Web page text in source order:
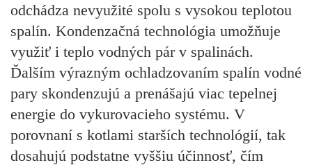
odchádza nevyužité spolu s vysokou teplotou
spalín. Kondenzačná technológia umožňuje
využiť i teplo vodných pár v spalinách.
Ďalším výrazným ochladzovaním spalín vodné
pary skondenzujú a prenášajú viac tepelnej
energie do vykurovacieho systému. V
porovnaní s kotlami starších technológií, tak
dosahujú podstatne vyššiu účinnosť, čím